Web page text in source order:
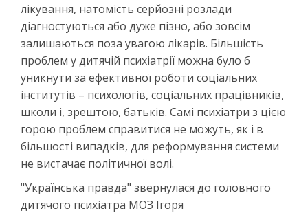
лікування, натомість серйозні розлади
діагностуються або дуже пізно, або зовсім
залишаються поза увагою лікарів. Більшість
проблем у дитячій психіатрії можна було б
уникнути за ефективної роботи соціальних
інститутів – психологів, соціальних працівників,
школи і, зрештою, батьків. Самі психіатри з цією
горою проблем справитися не можуть, як і в
більшості випадків, для реформування системи
не вистачає політичної волі.
"Українська правда" звернулася до головного
дитячого психіатра МОЗ Ігоря